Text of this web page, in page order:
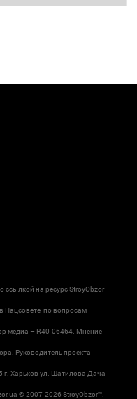
ссылкой на ресурс StroyObzor
Нацсовете по вопросам
медиа – R40-06464. Мнение
Руководитель проекта
г. Харьков ул. Шатилова Дача
© 2007-2026 StroyObzor™.